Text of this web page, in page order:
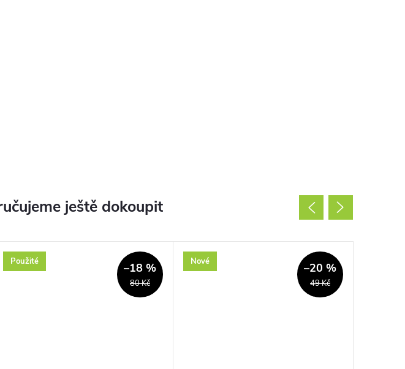
ještě dokoupit
Použité
80 Kč
–18 % Nové
49 Kč
–20 %